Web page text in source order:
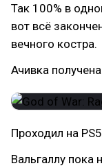
Так 100% в
вот всё
вечного костра.
Ачивка
Проходил на
Вальгаллу пока